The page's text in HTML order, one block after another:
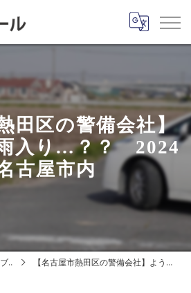
田区の警備会社】
入り…？？ 2024
古屋市内
ブログ 【名古屋市熱田区の警備会社】ようやく梅雨入り…？？ 2024年名古屋市内